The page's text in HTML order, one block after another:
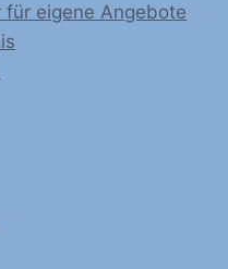
für eigene Angebote